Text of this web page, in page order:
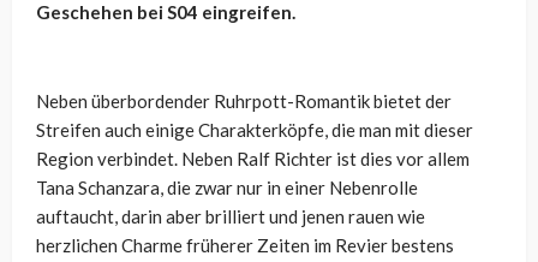
Geschehen bei S04 eingreifen.
Neben überbordender Ruhrpott-Romantik bietet der
Streifen auch einige Charakterköpfe, die man mit dieser
Region verbindet. Neben Ralf Richter ist dies vor allem
Tana Schanzara, die zwar nur in einer Nebenrolle
auftaucht, darin aber brilliert und jenen rauen wie
herzlichen Charme früherer Zeiten im Revier bestens